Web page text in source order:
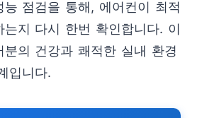
능 점검을 통해, 에어컨이 최적
지 다시 한번 확인합니다. 이
분의 건강과 쾌적한 실내 환경
입니다.